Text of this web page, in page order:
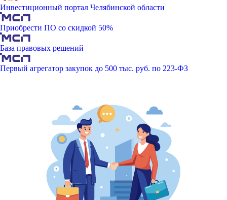
Инвестиционный портал Челябинской области
Приобрести ПО со скидкой 50%
База правовых решений
Первый агрегатор закупок до 500 тыс. руб. по 223-ФЗ